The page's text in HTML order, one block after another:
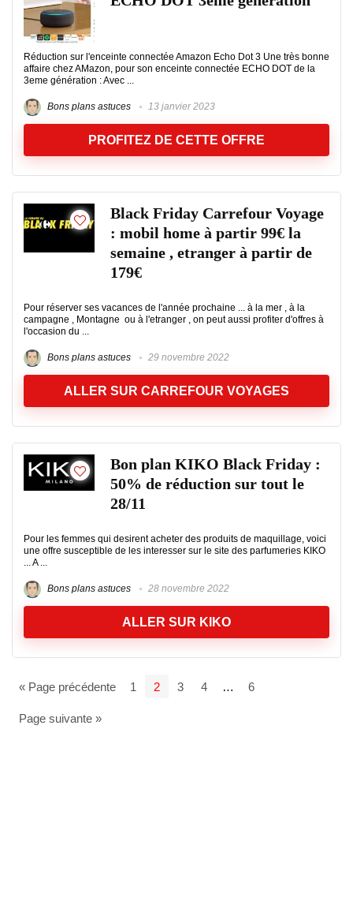
Réduction sur l'enceinte connectée Amazon Echo Dot 3 Une très bonne
affaire chez AMazon, pour son enceinte connectée ECHO DOT de la
3eme génération : Avec ...
Bons plans astuces 13 janvier 2023
PROFITEZ DE CETTE OFFRE
Black Friday Carrefour Voyage
: mobil home à partir 99€ la
semaine , etranger à partir de
179€
Pour réserver ses vacances de l'année prochaine ... à la mer , à la
campagne , Montagne ou à l'etranger , on peut aussi profiter d'offres à
l'occasion du ...
Bons plans astuces 29 novembre 2022
ALLER SUR CARREFOUR VOYAGES
Bon plan KIKO Black Friday :
50% de réduction sur tout le
28/11
Pour les femmes qui desirent acheter des produits de maquillage, voici
une offre susceptible de les interesser sur le site des parfumeries KIKO
... A ...
Bons plans astuces 28 novembre 2022
ALLER SUR KIKO
« Page précédente 1 2 3 4 … 6
Page suivante »